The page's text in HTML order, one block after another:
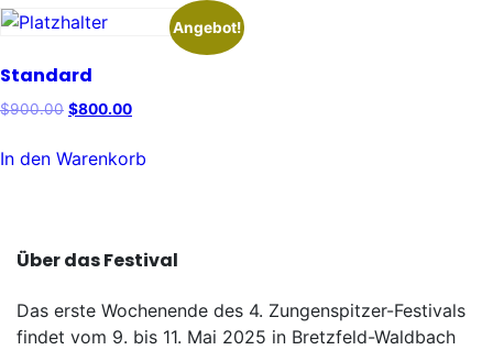
Angebot!
Standard
$900.00 Ursprünglicher
war:
$800.00Aktueller
ist:
In den Warenkorb
Über das Festival
Das erste Wochenende des 4. Zungenspitzer-Festivals
findet vom 9. bis 11. Mai 2025 in Bretzfeld-Waldbach